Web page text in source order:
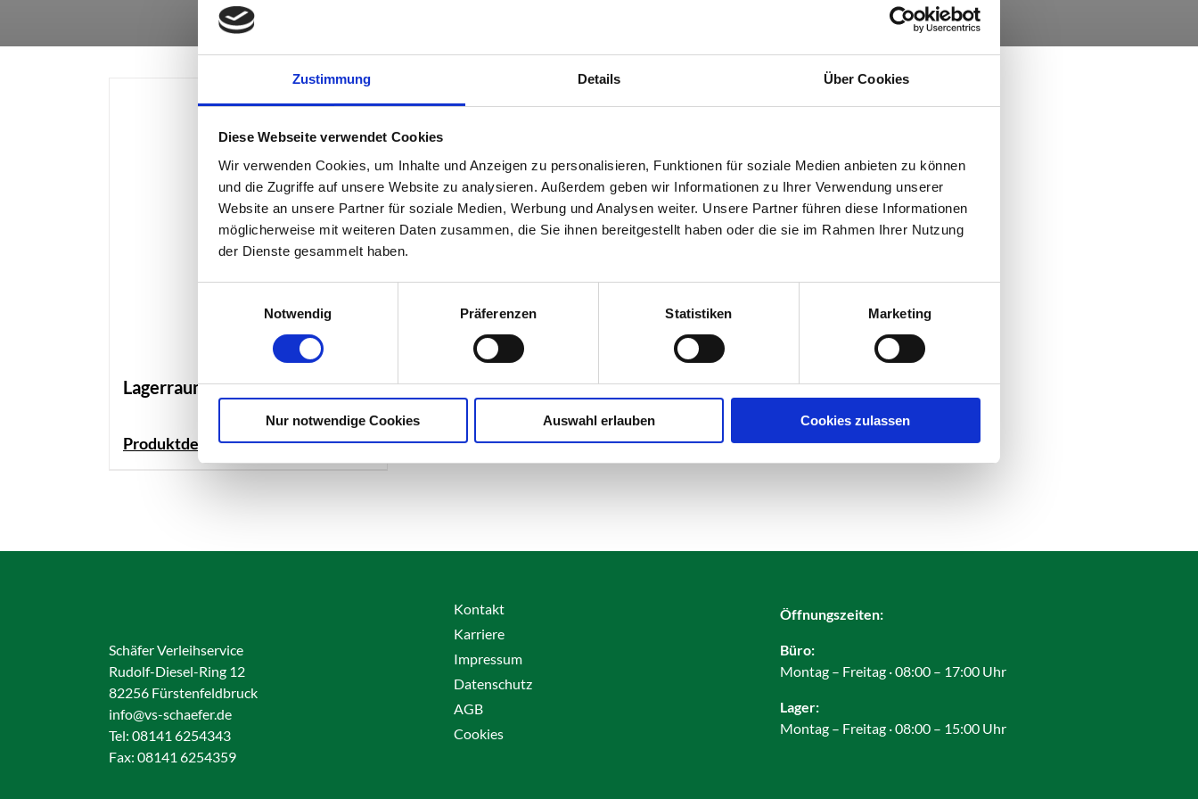
Zustimmung Details Über Cookies
Diese Webseite verwendet Cookies
Wir verwenden Cookies, um Inhalte und Anzeigen zu personalisieren, Funktionen für soziale Medien anbieten zu können
und die Zugriffe auf unsere Website zu analysieren. Außerdem geben wir Informationen zu Ihrer Verwendung unserer
Website an unsere Partner für soziale Medien, Werbung und Analysen weiter. Unsere Partner führen diese Informationen
möglicherweise mit weiteren Daten zusammen, die Sie ihnen bereitgestellt haben oder die sie im Rahmen Ihrer Nutzung
der Dienste gesammelt haben.
Notwendig
Präferenzen Statistiken Marketing
Nur notwendige Cookies Auswahl erlauben Cookies zulassen
Lagerraum Olching
Produktdetails
Schäfer Verleihservice
Rudolf-Diesel-Ring 12
82256 Fürstenfeldbruck
info@vs-schaefer.de
Tel: 08141 6254343
Fax: 08141 6254359
Kontakt
Karriere
Impressum
Datenschutz
AGB
Cookies
Öffnungszeiten:
Büro:
Montag – Freitag · 08:00 – 17:00 Uhr
Lager:
Montag – Freitag · 08:00 – 15:00 Uhr